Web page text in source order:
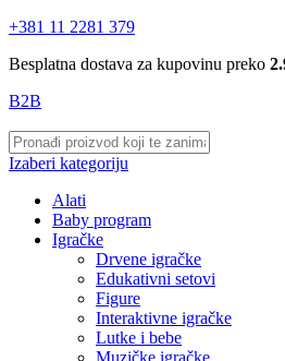
+381 11 2281 379
Besplatna dostava za kupovinu preko
B2B
Izaberi kategoriju
Alati
Baby program
Igračke
Drvene igračke
Edukativni setovi
Figure
Interaktivne igračke
Lutke i bebe
Muzičke igračke